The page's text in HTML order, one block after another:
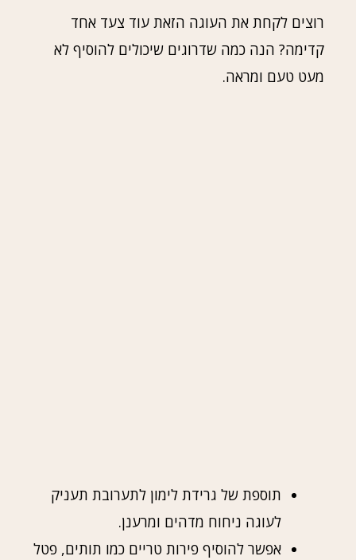
רוצים לקחת את העוגה הזאת עוד צעד אחד
קדימה? הנה כמה שדרוגים שיכולים להוסיף לא
מעט טעם ומראה.
תוספת של גרידת לימון לתערובת תעניק
לעוגה ניחוח מדהים ומרענן.
אפשר להוסיף פירות טריים כמו תותים, פטל